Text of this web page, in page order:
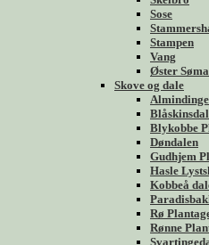
Sose
Stampen
Vang
Øster
Skove og dale
Blykobbe
Døndalen
Gudhjem
Hasle
Kobbeå
Rø
Rønne